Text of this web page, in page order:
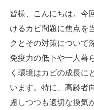
皆様、こんにちは。今
けるカビ問題に焦点を
クとその対策について
免疫力の低下や一人暮
く環境はカビの成長に
います。特に、高齢者
慮しつつも適切な換気